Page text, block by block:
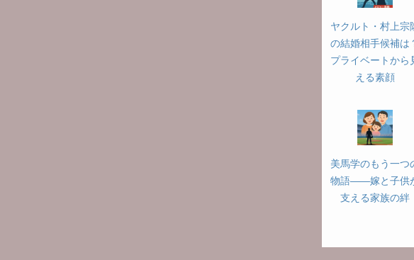
ヤクルト・村上宗
の結婚相手候補は
プライベートから
える素顔
美馬学のもう一つ
物語――嫁と子供
支える家族の絆